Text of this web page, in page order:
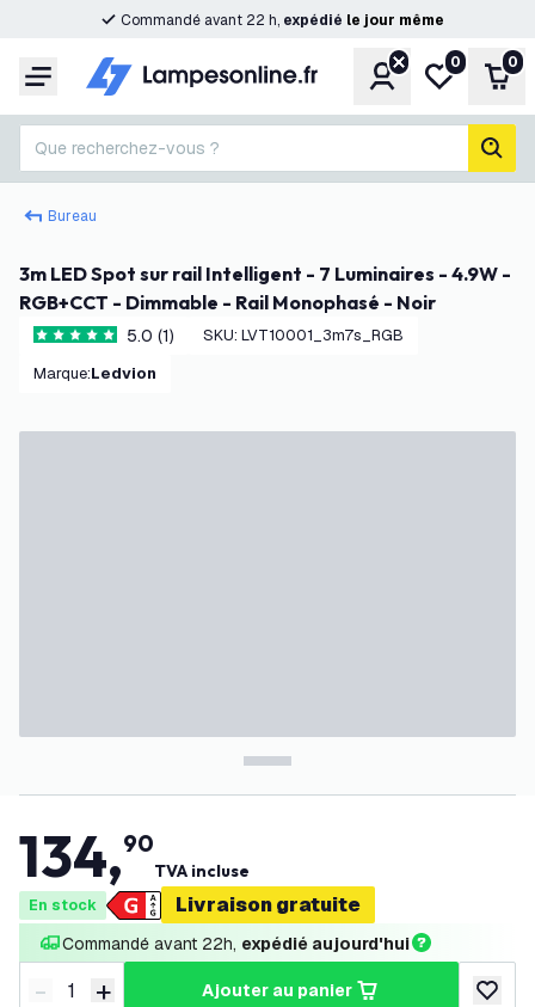
Commandé avant 22 h, expédié le jour même
Menu CompteMa liste de
0 0
Que recherchez-vous ?
Bureau
3m LED Spot sur rail Intelligent - 7 Luminaires - 4.9W -
RGB+CCT - Dimmable - Rail Monophasé - Noir
5 étoiles de notation
5.0 (1) SKU: LVT10001_3m7s_RGB
Marque: Ledvion
134,90
TVA incluse
En stock Livraison gratuite
Commandé avant 22h, expédié aujourd'hui
- + ajouter au panier